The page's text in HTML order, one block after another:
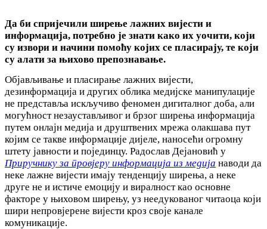
Да би спријечили ширење лажних вијести и
информација, потребно је знати како их уочити, који
су извори и начини помоћу којих се пласирају, те који
су алати за њихово препознавање.
Објављивање и пласирање лажних вијести,
дезинформација и других облика медијске манипулације
не представља искључиво феномен дигиталног доба, али
могућност незаустављивог и брзог ширења информација
путем онлајн медија и друштвених мрежа олакшава пут
којим се такве информације дијеле, наносећи огромну
штету јавности и појединцу. Радослав Дејановић у
Приручнику за провјеру информација из медија наводи да
неке лажне вијести имају тенденцију ширења, а неке
друге не и истиче емоцију и виралност као основне
факторе у њиховом ширењу, уз неедукованог читаоца који
шири непровјерене вијести кроз своје канале
комуникације.